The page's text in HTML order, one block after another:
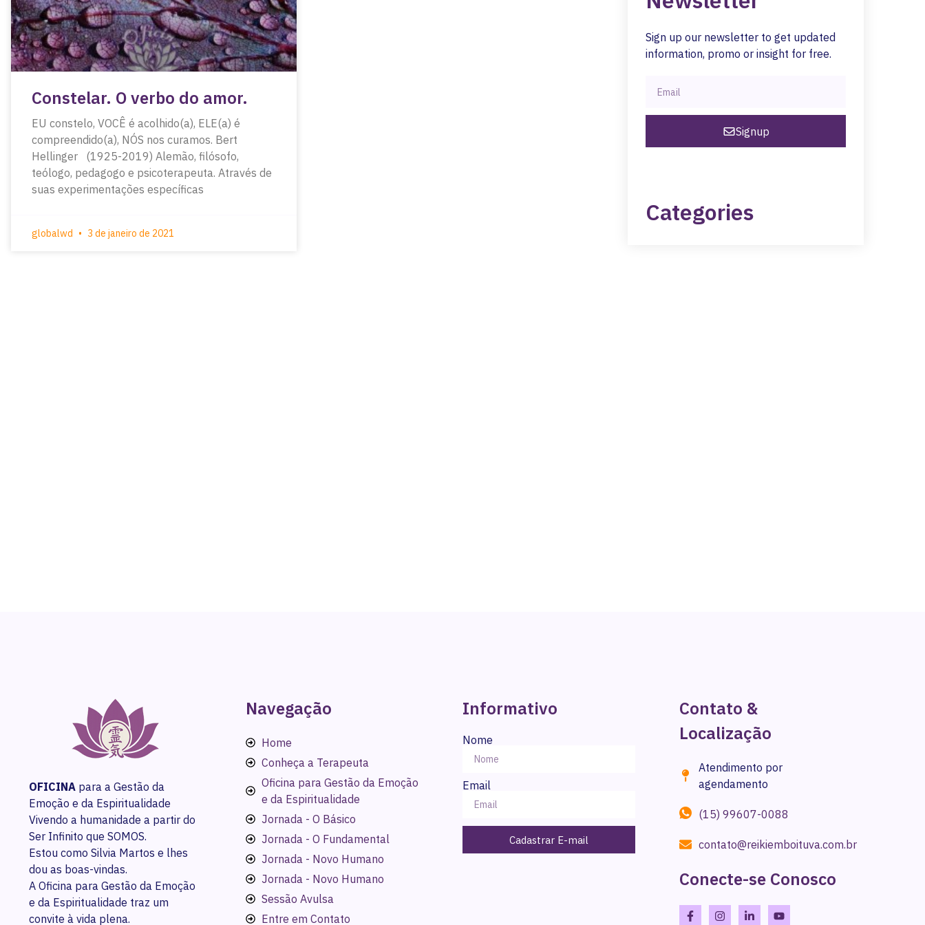
Constelar. O verbo do amor.
EU constelo, VOCÊ é acolhido(a), ELE(a) é
compreendido(a), NÓS nos curamos. Bert
Hellinger (1925-2019) Alemão, filósofo,
teólogo, pedagogo e psicoterapeuta. Através de
suas experimentações específicas
globalwd 3 de janeiro de 2021
Sign up our newsletter to get updated
information, promo or insight for free.
Signup
Categories
OFICINA para a Gestão da
Emoção e da Espiritualidade
Vivendo a humanidade a partir do
Ser Infinito que SOMOS.
Estou como Silvia Martos e lhes
dou as boas-vindas.
A Oficina para Gestão da Emoção
e da Espiritualidade traz um
convite à vida plena.
Navegação
Home
Conheça a Terapeuta
Oficina para Gestão da Emoção
e da Espiritualidade
Jornada - O Básico
Jornada - O Fundamental
Jornada - Novo Humano
Jornada - Novo Humano
Sessão Avulsa
Entre em Contato
Informativo
Nome
Email
Cadastrar E-mail
Contato &
Localização
Atendimento por
agendamento
(15) 99607-0088
contato@reikiemboituva.com.br
Conecte-se Conosco